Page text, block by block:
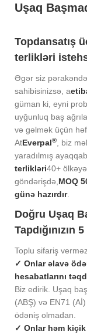
Uşaq
Topdansatış
terlikləri
Əgər siz pərakəndə
sahibisinizsə, a
güman ki, eyni
uyğunluq baş
və gəlmək üçün
AtEverpal®
, biz
yaradılmış
terlikləri40+
göndərişdə, MOQ
günə hazırdır.
Doğru Uşaq
Tapdığınızın
Toplu sifariş
✓ Onlar əlavə
hesabatlarını
Biz edirik. Uşaq
(ABŞ) və EN71
ödəniş olmadan.
✓ Onlar həm